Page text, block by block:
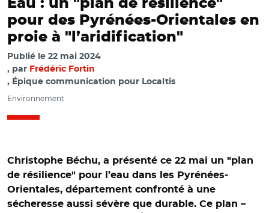
Eau : un "plan de résilience"
pour des Pyrénées-Orientales en
proie à "l’aridification"
Publié le 22 mai 2024
par Frédéric Fortin
, Épique communication pour Localtis
Environnement
Christophe Béchu, a présenté ce 22 mai un "plan
de résilience" pour l’eau dans les Pyrénées-
Orientales, département confronté à une
sécheresse aussi sévère que durable. Ce plan –